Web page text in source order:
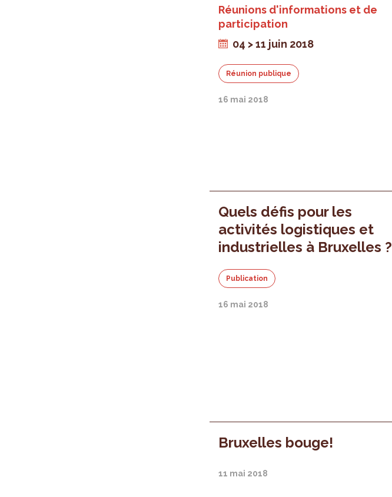
Réunions d'informations et de
participation
04 > 11 juin 2018
Réunion publique
16 mai 2018
Quels défis pour les
activités logistiques et
industrielles à Bruxelles ?
Publication
16 mai 2018
Bruxelles bouge!
11 mai 2018